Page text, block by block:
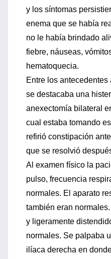
y los síntomas
enema que se había
no le había brindado
fiebre, náuseas,
hematoquecia.
Entre los
se destacaba una
anexectomía bilateral
cual estaba tomando
refirió constipación
que se resolvió
Al examen físico la
pulso, frecuencia
normales. El aparato
también eran
y ligeramente
normales. Se palpaba
ilíaca derecha en